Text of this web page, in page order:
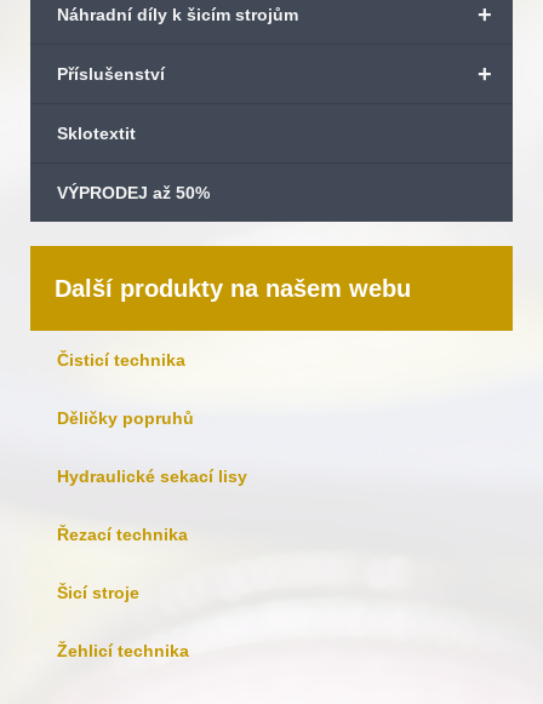
+
Náhradní díly k šicím strojům
+
Příslušenství
Sklotextit
VÝPRODEJ až 50%
Další produkty na našem webu
Čisticí technika
Děličky popruhů
Hydraulické sekací lisy
Řezací technika
Šicí stroje
Žehlicí technika